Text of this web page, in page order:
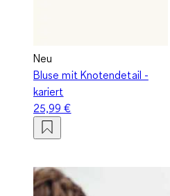
Neu
Bluse mit Knotendetail -
kariert
25,99 €